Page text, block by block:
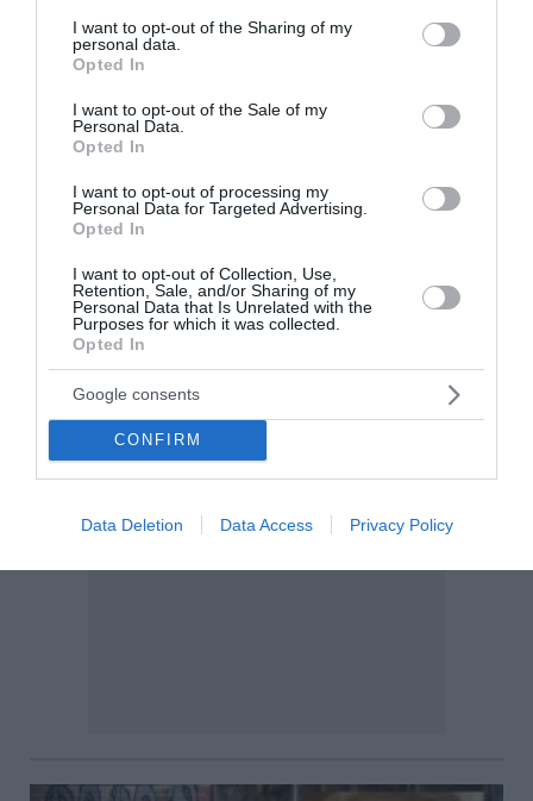
not limited to your visit or usage behaviour. You may click to
grant or deny consent to Google and its third-party tags to
use your data for below specified purposes in below Google
consent section.
I want to opt-out of the Sharing of my
personal data.
Opted In
I want to opt-out of the Sale of my
Personal Data.
Opted In
I want to opt-out of processing my
Personal Data for Targeted Advertising.
Opted In
I want to opt-out of Collection, Use,
Retention, Sale, and/or Sharing of my
Personal Data that Is Unrelated with the
Purposes for which it was collected.
Opted In
Google consents
CONFIRM
Data Deletion Data Access Privacy Policy